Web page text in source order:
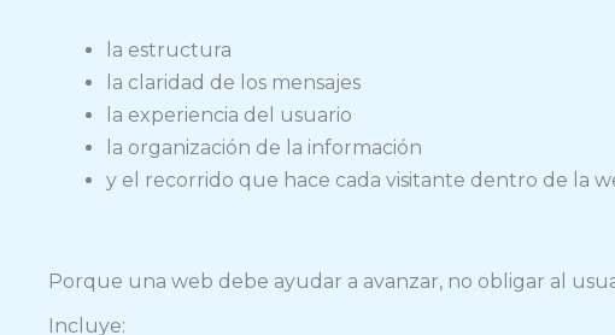
la estructura
la claridad de los mensajes
la experiencia del usuario
la organización de la información
y el recorrido que hace cada visitante dentro de la
Porque una web debe ayudar a avanzar, no obligar al
Incluye: